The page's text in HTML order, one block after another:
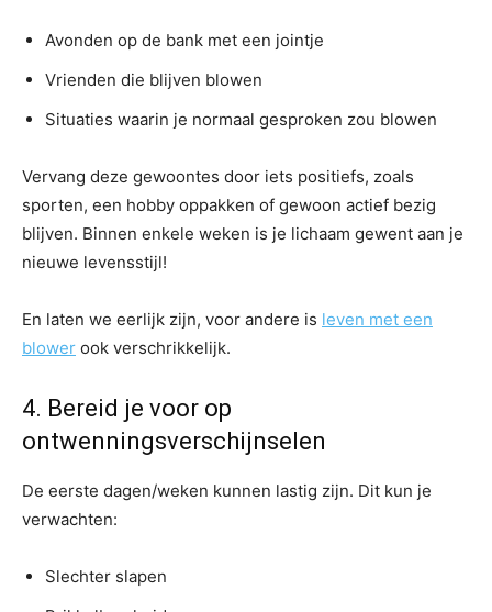
Avonden op de bank met een jointje
Vrienden die blijven blowen
Situaties waarin je normaal gesproken zou blowen
Vervang deze gewoontes door iets positiefs, zoals
sporten, een hobby oppakken of gewoon actief bezig
blijven. Binnen enkele weken is je lichaam gewent aan je
nieuwe levensstijl!
En laten we eerlijk zijn, voor andere is leven met een
blower ook verschrikkelijk.
4. Bereid je voor op
ontwenningsverschijnselen
De eerste dagen/weken kunnen lastig zijn. Dit kun je
verwachten:
Slechter slapen